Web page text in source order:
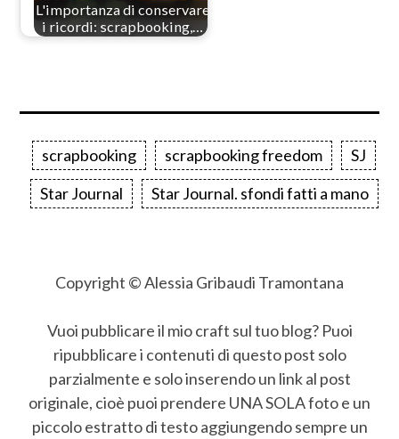
L'importanza di conservare
i ricordi: scrapbooking,…
scrapbooking scrapbooking freedom
SJ
Star Journal
Star Journal. sfondi fatti a mano
Copyright © Alessia Gribaudi Tramontana
Vuoi pubblicare il mio craft sul tuo blog? Puoi
ripubblicare i contenuti di questo post solo
parzialmente e solo inserendo un link al post
originale, cioè puoi prendere UNA SOLA foto e un
piccolo estratto di testo aggiungendo sempre un